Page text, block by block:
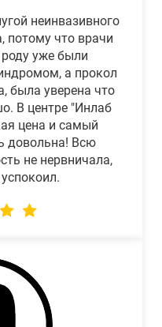
неинвазивного
потому что врачи
роду уже были
а прокол
была уверена что
В центре "Инлаб
цена и самый
довольна! Всю
не нервничала,